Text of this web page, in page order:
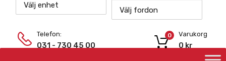
Välj enhet
Välj fordon
Telefon:
031 - 730 45 00
Varukorg
0 kr
0